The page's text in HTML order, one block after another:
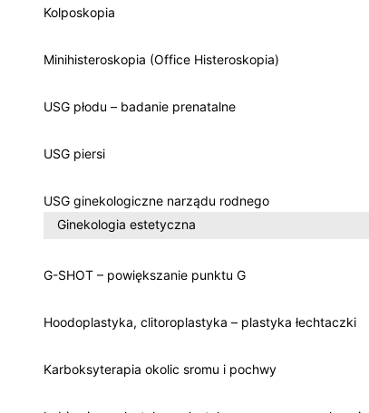
Kolposkopia
Minihisteroskopia (Office Histeroskopia)
USG płodu – badanie prenatalne
USG piersi
USG ginekologiczne narządu rodnego
Ginekologia estetyczna
G-SHOT – powiększanie punktu G
Hoodoplastyka, clitoroplastyka – plastyka łechtaczki
Karboksyterapia okolic sromu i pochwy